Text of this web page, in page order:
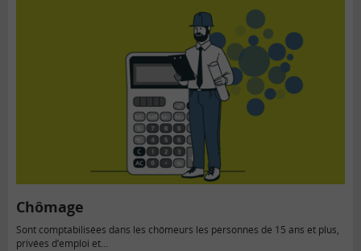
Chômage
Sont comptabilisées dans les chômeurs les personnes de 15 ans et plus,
privées d’emploi et...